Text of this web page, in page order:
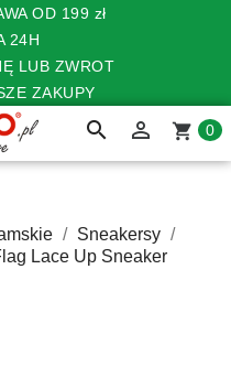
OD 199 zł
24H
LUB ZWROT
ZAKUPY
search  shopping_cart 0
Sneakersy
Lace Up Sneaker